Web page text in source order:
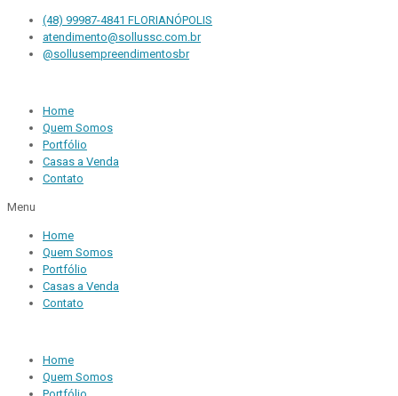
(48) 99987-4841 FLORIANÓPOLIS
atendimento@sollussc.com.br
@sollusempreendimentosbr
Home
Quem Somos
Portfólio
Casas a Venda
Contato
Menu
Home
Quem Somos
Portfólio
Casas a Venda
Contato
Home
Quem Somos